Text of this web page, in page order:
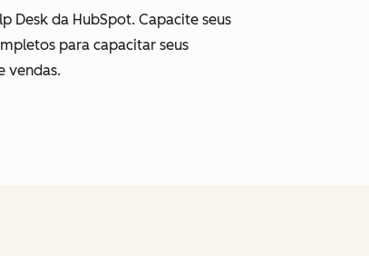
Desk da HubSpot. Capacite seus
para capacitar seus
vendas.